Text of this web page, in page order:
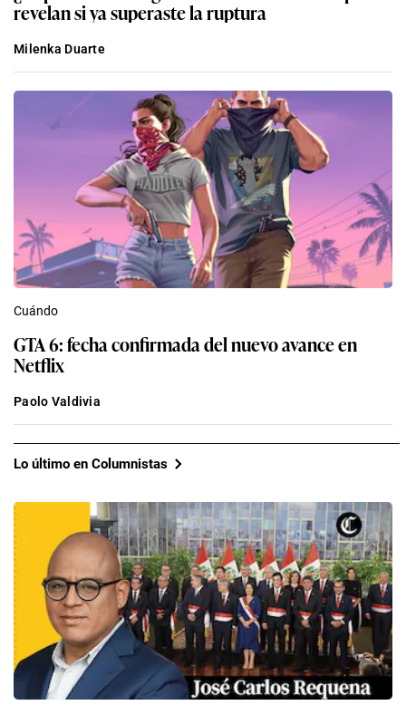
revelan si ya superaste la ruptura
Milenka Duarte
Cuándo
GTA 6: fecha confirmada del nuevo avance en
Netflix
Paolo Valdivia
Lo último en Columnistas